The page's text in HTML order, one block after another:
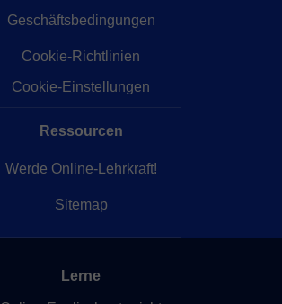
Geschäftsbedingungen
Cookie-Richtlinien
Cookie-Einstellungen
Ressourcen
Werde Online-Lehrkraft!
Sitemap
Lerne